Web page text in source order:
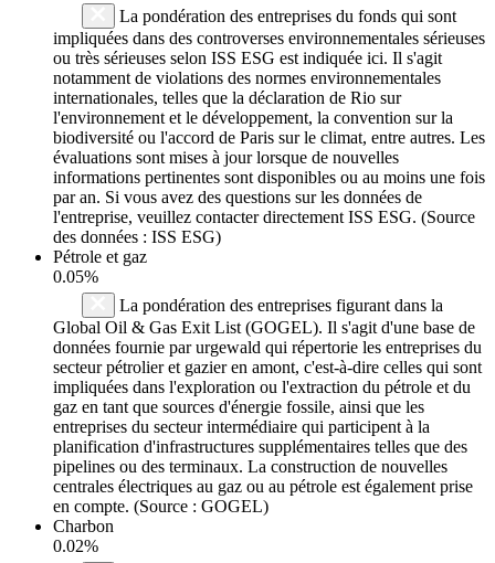
La pondération des entreprises du fonds qui sont
impliquées dans des controverses environnementales sérieuses
ou très sérieuses selon ISS ESG est indiquée ici. Il s'agit
notamment de violations des normes environnementales
internationales, telles que la déclaration de Rio sur
l'environnement et le développement, la convention sur la
biodiversité ou l'accord de Paris sur le climat, entre autres. Les
évaluations sont mises à jour lorsque de nouvelles
informations pertinentes sont disponibles ou au moins une fois
par an. Si vous avez des questions sur les données de
l'entreprise, veuillez contacter directement ISS ESG. (Source
des données : ISS ESG)
Pétrole et gaz
0.05%
La pondération des entreprises figurant dans la
Global Oil & Gas Exit List (GOGEL). Il s'agit d'une base de
données fournie par urgewald qui répertorie les entreprises du
secteur pétrolier et gazier en amont, c'est-à-dire celles qui sont
impliquées dans l'exploration ou l'extraction du pétrole et du
gaz en tant que sources d'énergie fossile, ainsi que les
entreprises du secteur intermédiaire qui participent à la
planification d'infrastructures supplémentaires telles que des
pipelines ou des terminaux. La construction de nouvelles
centrales électriques au gaz ou au pétrole est également prise
en compte. (Source : GOGEL)
Charbon
0.02%